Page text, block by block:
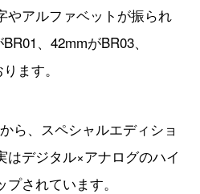
やアルファベットが振られ
、42mmがBR03、
ます。
ら、スペシャルエディショ
はデジタル×アナログのハイ
されています。